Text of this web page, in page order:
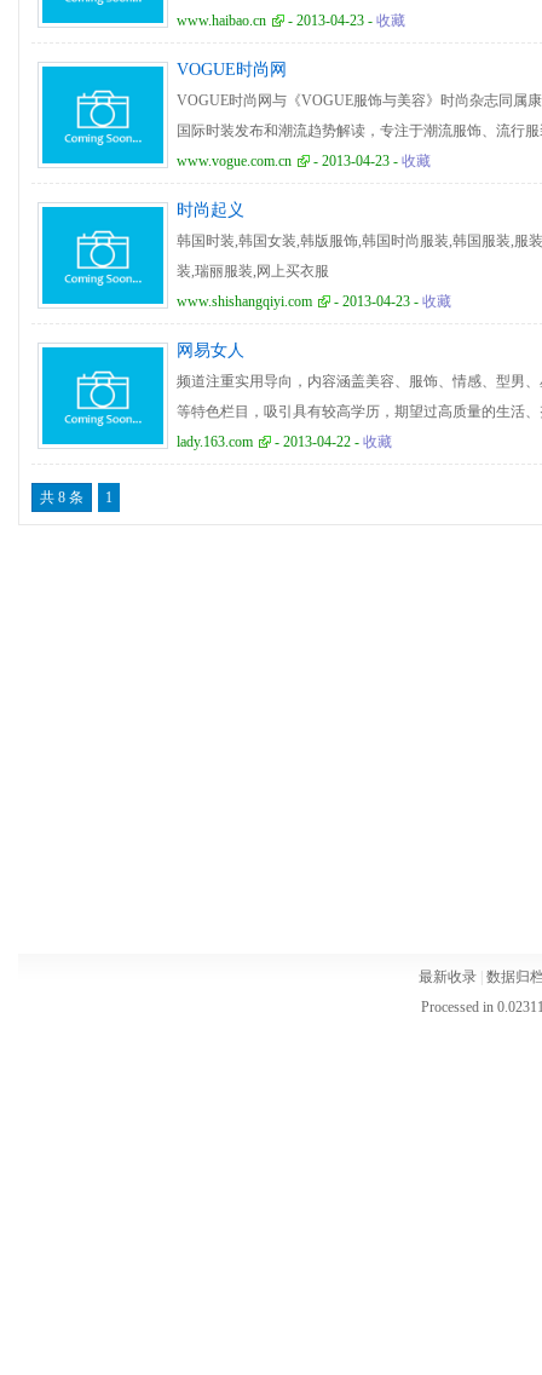
地互动交流，每一位海报Girl 在这里更快乐、更美丽、更
www.haibao.cn - 2013-04-23 - 收藏
VOGUE时尚网
VOGUE时尚网与《VOGUE服饰与美容》时尚杂志同属
国际时装发布和潮流趋势解读，专注于潮流服饰、流行
品、名表、手袋、鞋靴等时尚领域，报道重大时尚事件
志内容。
www.vogue.com.cn - 2013-04-23 - 收藏
时尚起义
韩国时装,韩国女装,韩版服饰,韩国时尚服装,韩国服装,服
装,瑞丽服装,网上买衣服
www.shishangqiyi.com
- 2013-04-23 - 收藏
网易女人
频道注重实用导向，内容涵盖美容、服饰、情感、型男
等特色栏目，吸引具有较高学历，期望过高质量的生活
力求达到她们的最佳状态的都市时尚族群。
lady.163.com - 2013-04-22 - 收藏
共 8 条 1
最新收录 数据归
Processed in